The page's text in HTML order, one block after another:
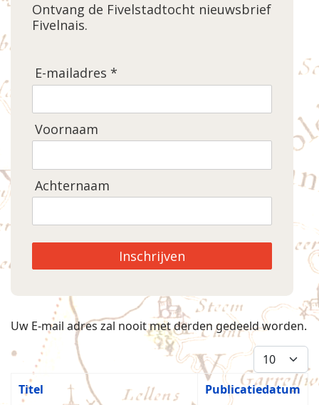
Ontvang de Fivelstadtocht nieuwsbrief
Fivelnais.
E-mailadres *
Voornaam
Achternaam
Inschrijven
Uw E-mail adres zal nooit met derden gedeeld worden.
Toon #
Titel Publicatiedatum